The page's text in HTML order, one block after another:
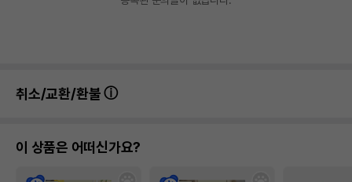
취소/교환/환불
이 상품은 어떠신가요?